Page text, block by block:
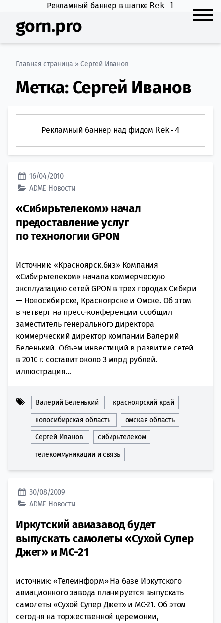
Рекламный баннер в шапке Rek-1
gorn.pro
Главная страница »Сергей Иванов
Метка: Сергей Иванов
Рекламный баннер над фидом Rek-4
16/04/2010
ADME Новости
«Сибирьтелеком» начал
предоставление услуг
по технологии GPON
Источник: «Красноярск.биз» Компания
«Сибирьтелеком» начала коммерческую
эксплуатацию сетей GPON в трех городах Сибири
— Новосибирске, Красноярске и Омске. Об этом
в четверг на пресс-конференции сообщил
заместитель генерального директора
коммерческий директор компании Валерий
Беленький. Объем инвестиций в развитие сетей
в 2010 г. составит около 3 млрд рублей.
иллюстрация...
Валерий Беленький красноярский край
новосибирская область омская область
Сергей Иванов сибирьтелеком
телекоммуникации и связь
30/08/2009
ADME Новости
Иркутский авиазавод будет
выпускать самолеты «Сухой Супер
Джет» и МС-21
источник: «Телеинформ» На базе Иркутского
авиационного завода планируется выпускать
самолеты «Сухой Супер Джет» и МС-21. Об этом
сегодня на торжественной церемонии,